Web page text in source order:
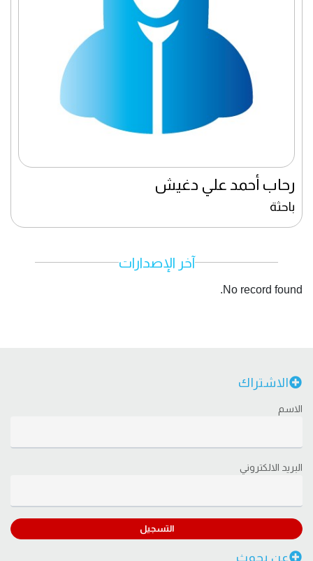
رحاب أحمد علي دغيش
باحثة
آخر الإصدارات
No record found.
الاشتراك
الاسم
البريد الالكتروني
التسجيل
عن بحوث